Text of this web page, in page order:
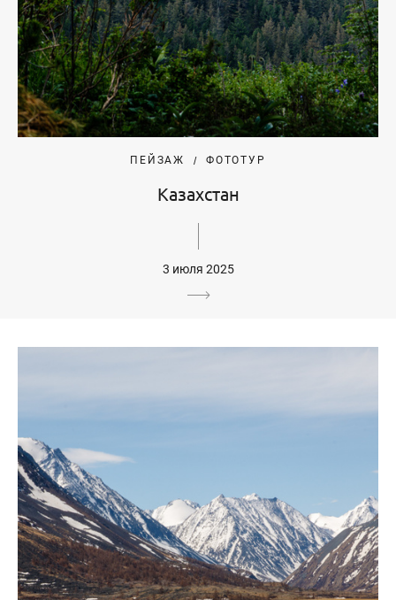
ПЕЙЗАЖ ФОТОТУР
Казахстан
3 июля 2025